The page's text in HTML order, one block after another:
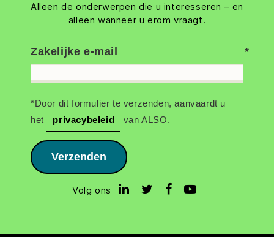
Alleen de onderwerpen die u interesseren – en
alleen wanneer u erom vraagt.
Zakelijke e-mail
*Door dit formulier te verzenden, aanvaardt u
het
privacybeleid van ALSO.
Verzenden
Volg ons